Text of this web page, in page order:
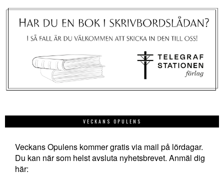
VECKANS OPULENS
Veckans Opulens kommer gratis via mail på lördagar.
Du kan när som helst avsluta nyhetsbrevet. Anmäl dig
här: